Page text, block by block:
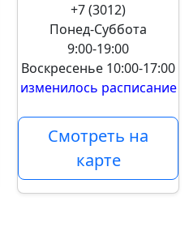
+7 (3012)
Понед-Суббота
9:00-19:00
Воскресенье 10:00-17:00
изменилось расписание
Смотреть на
карте